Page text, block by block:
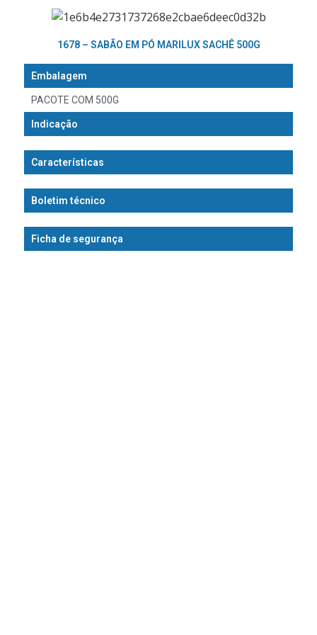
1678 – SABÃO EM PÓ MARILUX SACHÊ 500G
Embalagem
PACOTE COM 500G
Indicação
Características
Boletim técnico
Ficha de segurança